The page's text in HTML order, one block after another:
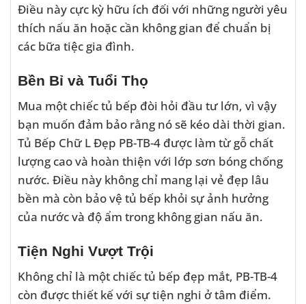
Điều này cực kỳ hữu ích đối với những người yêu
thích nấu ăn hoặc cần không gian để chuẩn bị
các bữa tiệc gia đình.
Bền Bỉ và Tuổi Thọ
Mua một chiếc tủ bếp đòi hỏi đầu tư lớn, vì vậy
bạn muốn đảm bảo rằng nó sẽ kéo dài thời gian.
Tủ Bếp Chữ L Đẹp PB-TB-4 được làm từ gỗ chất
lượng cao và hoàn thiện với lớp sơn bóng chống
nước. Điều này không chỉ mang lại vẻ đẹp lâu
bền mà còn bảo vệ tủ bếp khỏi sự ảnh hưởng
của nước và độ ẩm trong không gian nấu ăn.
Tiện Nghi Vượt Trội
Không chỉ là một chiếc tủ bếp đẹp mắt, PB-TB-4
còn được thiết kế với sự tiện nghi ở tâm điểm.